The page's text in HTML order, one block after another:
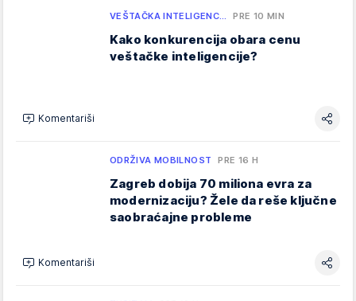
VEŠTAČKA INTELIGENC… PRE 10 MIN
Kako konkurencija obara cenu
veštačke inteligencije?
Komentariši
ODRŽIVA MOBILNOST PRE 16 H
Zagreb dobija 70 miliona evra za
modernizaciju? Žele da reše ključne
saobraćajne probleme
Komentariši